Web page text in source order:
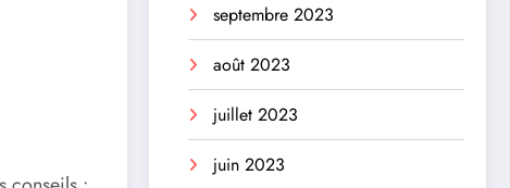
septembre 2023
août 2023
juillet 2023
juin 2023